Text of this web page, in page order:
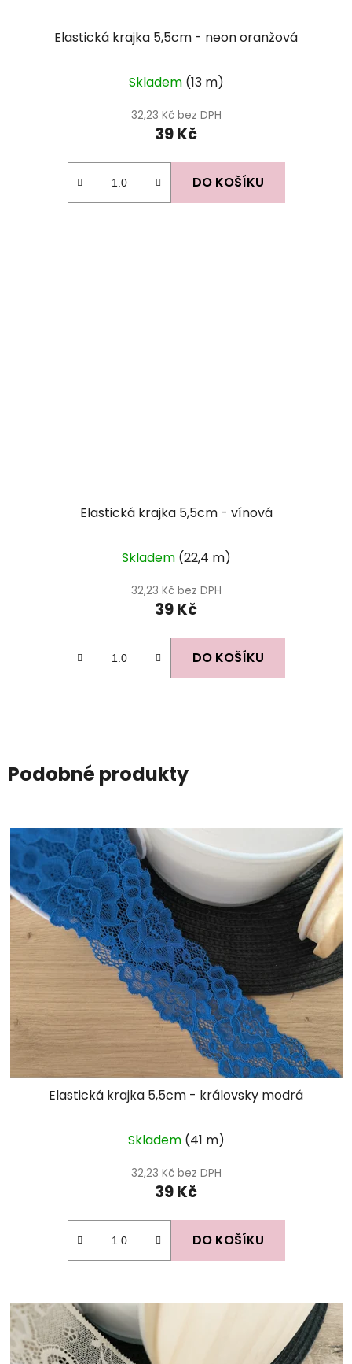
Elastická krajka 5,5cm - neon oranžová
Skladem (13 m)
32,23 Kč bez DPH
39 Kč
DO KOŠÍKU
Elastická krajka 5,5cm - vínová
Skladem (22,4 m)
32,23 Kč bez DPH
39 Kč
DO KOŠÍKU
Podobné produkty
Elastická krajka 5,5cm - královsky modrá
Skladem (41 m)
32,23 Kč bez DPH
39 Kč
DO KOŠÍKU